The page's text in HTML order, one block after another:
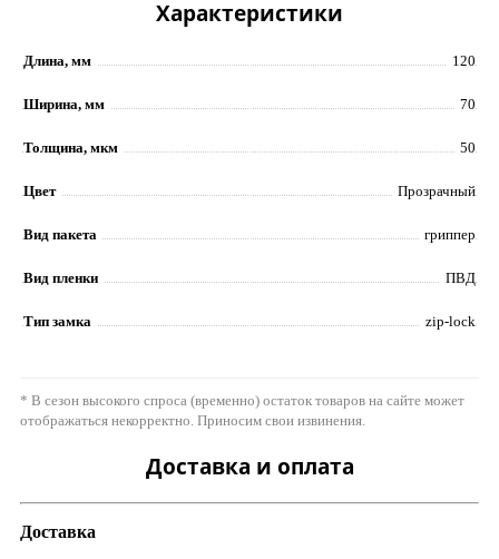
Характеристики
Длина, мм 120
Ширина, мм 70
Толщина, мкм 50
Цвет Прозрачный
Вид пакета гриппер
Вид пленки ПВД
Тип замка zip-lock
* В сезон высокого спроса (временно) остаток товаров на сайте может
отображаться некорректно. Приносим свои извинения.
Доставка и оплата
Доставка